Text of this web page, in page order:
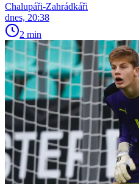
Chalupáři-Zahrádkáři
dnes, 20:38
2 min